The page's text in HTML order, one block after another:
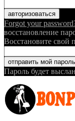
Forgot your
восстановление
Восстановите свой
Пароль будет